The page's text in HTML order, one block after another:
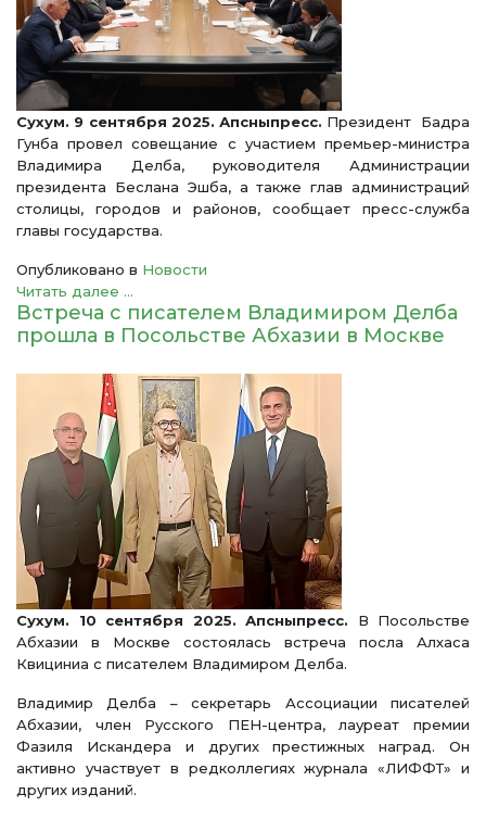
Сухум. 9 сентября 2025. Апсныпресс. Президент Бадра
Гунба провел совещание с участием премьер-министра
Владимира Делба, руководителя Администрации
президента Беслана Эшба, а также глав администраций
столицы, городов и районов, сообщает пресс-служба
главы государства.
Опубликовано в Новости
Читать далее ...
Встреча с писателем Владимиром Делба
прошла в Посольстве Абхазии в Москве
Сухум. 10 сентября 2025. Апсныпресс. В Посольстве
Абхазии в Москве состоялась встреча посла Алхаса
Квициниа с писателем Владимиром Делба.
Владимир Делба – секретарь Ассоциации писателей
Абхазии, член Русского ПЕН-центра, лауреат премии
Фазиля Искандера и других престижных наград. Он
активно участвует в редколлегиях журнала «ЛИФФТ» и
других изданий.